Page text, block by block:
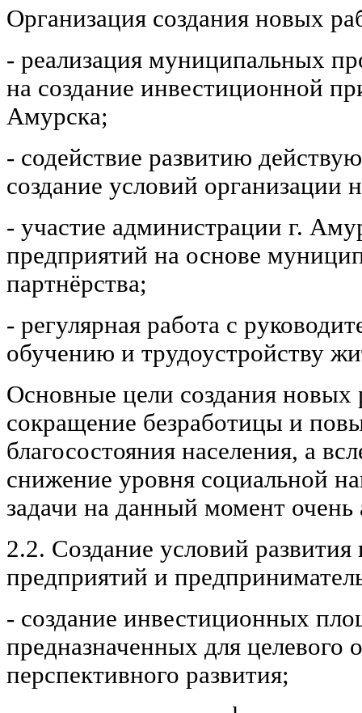
Организация создания новых
- реализация муниципальных
на создание инвестиционной
Амурска;
- содействие развитию
создание условий организации
- участие администрации г.
предприятий на основе
партнёрства;
- регулярная работа с
обучению и трудоустройству
Основные цели создания новых
сокращение безработицы и
благосостояния населения, а
снижение уровня социальной
задачи на данный момент очень
2.2. Создание условий
предприятий и
- создание инвестиционных
предназначенных для целевого
перспективного развития;